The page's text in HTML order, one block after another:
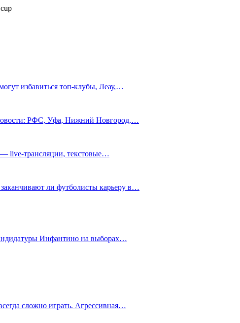
избавиться топ-клубы, Леау,…
РФС, Уфа, Нижний Новгород,…
— live-трансляции, текстовые…
ли футболисты карьеру в…
Инфантино на выборах…
сложно играть. Агрессивная…